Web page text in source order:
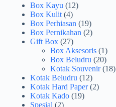
Box Kayu (12)
Box Kulit (4)
Box Perhiasan (19)
Box Pernikahan (2)
Gift Box (27)
Box Aksesoris (1)
Box Beludru (20)
Kotak Souvenir (18)
Kotak Beludru (12)
Kotak Hard Paper (2)
Kotak Kado (19)
Spesial (2)